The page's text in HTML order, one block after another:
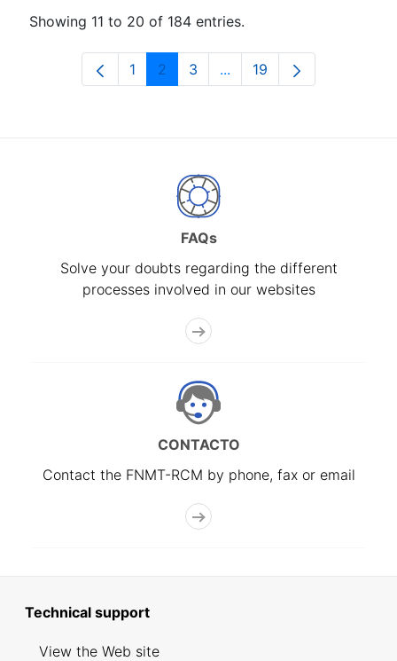
Showing 11 to 20 of 184 entries.
Page
1 Page
2 Page
3 ...Intermediate Pages Use
Page
19
FAQs
Solve your doubts regarding the different
processes involved in our websites
CONTACTO
Contact the FNMT-RCM by phone, fax or email
Technical support
View the Web site